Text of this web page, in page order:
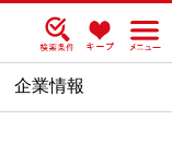
企業情報